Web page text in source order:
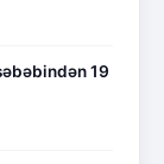
19